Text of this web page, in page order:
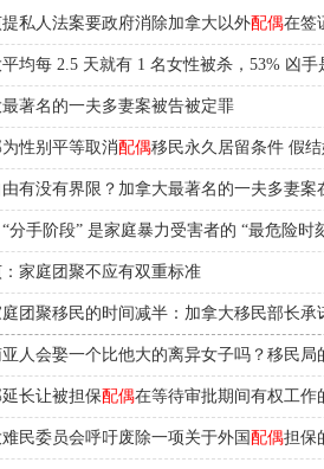
私人法案要政府消除加拿大以外配偶在签
均每 2.5 天就有 1 名女性被杀，53% 凶手
著名的一夫多妻案被告被定罪
性别平等取消配偶移民永久居留条件 假
有没有界限？加拿大最著名的一夫多妻案
分手阶段” 是家庭暴力受害者的 “最危险时
家庭团聚不应有双重标准
团聚移民的时间减半：加拿大移民部长承
人会娶一个比他大的离异女子吗？移民局
长让被担保配偶在等待审批期间有权工作
民委员会呼吁废除一项关于外国 配偶担保